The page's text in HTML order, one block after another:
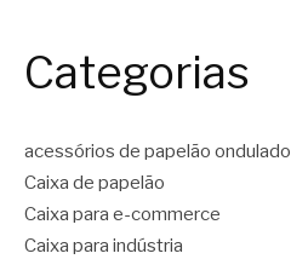
Categorias
acessórios de papelão ondulado
Caixa de papelão
Caixa para e-commerce
Caixa para indústria